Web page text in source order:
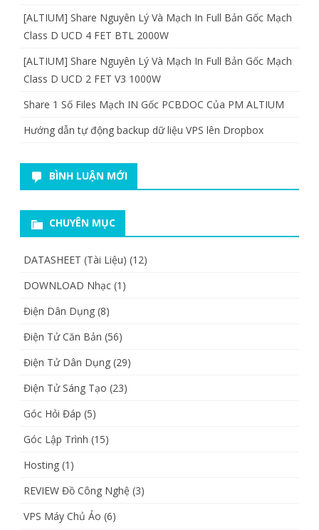
[ALTIUM] Share Nguyên Lý Và Mạch In Full Bản Gốc Mạch
Class D UCD 4 FET BTL 2000W
[ALTIUM] Share Nguyên Lý Và Mạch In Full Bản Gốc Mạch
Class D UCD 2 FET V3 1000W
Share 1 Số Files Mạch IN Gốc PCBDOC Của PM ALTIUM
Hướng dẫn tự động backup dữ liệu VPS lên Dropbox
BÌNH LUẬN MỚI
CHUYÊN MỤC
DATASHEET (Tài Liệu) (12)
DOWNLOAD Nhạc (1)
Điện Dân Dụng (8)
Điện Tử Căn Bản (56)
Điện Tử Dân Dụng (29)
Điện Tử Sáng Tạo (23)
Góc Hỏi Đáp (5)
Góc Lập Trình (15)
Hosting (1)
REVIEW Đồ Công Nghệ (3)
VPS Máy Chủ Ảo (6)